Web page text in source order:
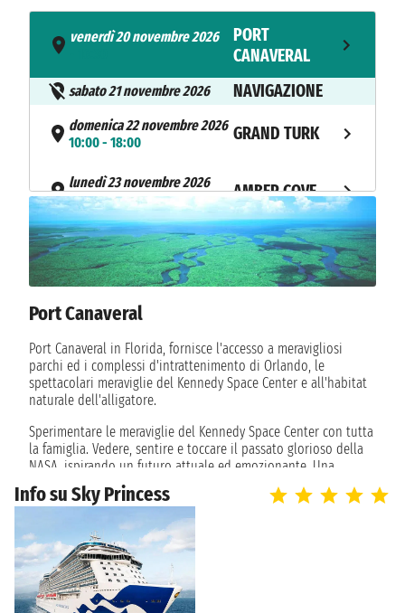
venerdì 20 novembre 2026
PORT
CANAVERAL
sabato 21 novembre 2026 NAVIGAZIONE
domenica 22 novembre 2026
10:00 - 18:00
GRAND TURK
lunedì 23 novembre 2026
07:00 - 15:00
AMBER COVE
martedì 24 novembre 2026
10:00 - 18:00
SAN JUAN
07:00 - 16:00
giovedì 26 novembre 2026 NAVIGAZIONE
venerdì 27 novembre 2026 NAVIGAZIONE
sabato 28 novembre 2026
07:00
CANAVERAL
Port Canaveral
Port Canaveral in Florida, fornisce l'accesso a meravigliosi
parchi ed i complessi d'intrattenimento di Orlando, le
spettacolari meraviglie del Kennedy Space Center e all'habitat
naturale dell'alligatore.
Sperimentare le meraviglie del Kennedy Space Center con tutta
la famiglia. Vedere, sentire e toccare il passato glorioso della
NASA, ispirando un futuro attuale ed emozionante. Una
passeggiata attraverso i razzi Rocket Garden, casa di Apollo e
Gemini, riproduzioni a grandezza naturale dello space shuttle
Explorer e veicoli spaziali che hanno orbitato intorno alla
terra. Intraprendere un tour nelle Everglades della Florida
centrale. Durante il viaggio potrai scivolare sopra un mare
d'erba nell'incontaminato eco-sistema della palude di
cipresso, dove abbondano gli alligatori ed altri animali
selvatici.
Info su Sky Princess